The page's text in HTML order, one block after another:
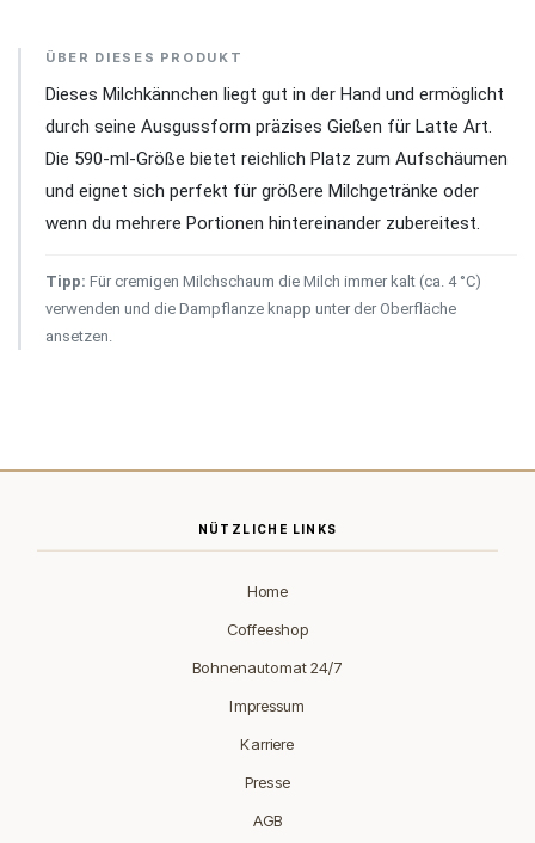
ÜBER DIESES PRODUKT
Dieses Milchkännchen liegt gut in der Hand und ermöglicht
durch seine Ausgussform präzises Gießen für Latte Art.
Die 590-ml-Größe bietet reichlich Platz zum Aufschäumen
und eignet sich perfekt für größere Milchgetränke oder
wenn du mehrere Portionen hintereinander zubereitest.
Tipp: Für cremigen Milchschaum die Milch immer kalt (ca. 4 °C)
verwenden und die Dampflanze knapp unter der Oberfläche
ansetzen.
NÜTZLICHE LINKS
Home
Coffeeshop
Bohnenautomat 24/7
Impressum
Karriere
Presse
AGB